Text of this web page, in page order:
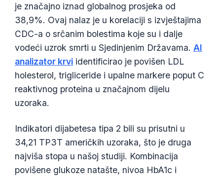
je značajno iznad globalnog prosjeka od
38,9%. Ovaj nalaz je u korelaciji s izvještajima
CDC-a o srčanim bolestima koje su i dalje
vodeći uzrok smrti u Sjedinjenim Državama. AI
analizator krvi identificirao je povišen LDL
holesterol, trigliceride i upalne markere poput C
reaktivnog proteina u značajnom dijelu
uzoraka.
Indikatori dijabetesa tipa 2 bili su prisutni u
34,21 TP3T američkih uzoraka, što je druga
najviša stopa u našoj studiji. Kombinacija
povišene glukoze natašte, nivoa HbA1c i